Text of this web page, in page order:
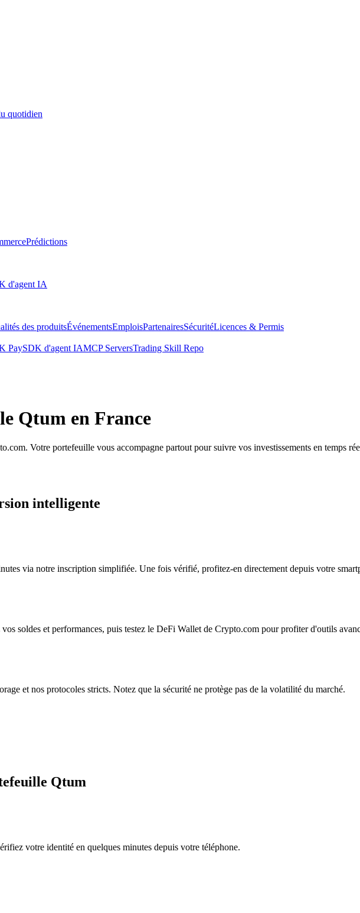
quotidien
Prédictions
d'agent IA
des produitsÉvénementsEmploisPartenairesSécuritéLicences & Permis
PaySDK d'agent IAMCP ServersTrading Skill Repo
Qtum en France
Votre portefeuille vous accompagne partout pour suivre vos investissements en temps
intelligente
via notre inscription simplifiée. Une fois vérifié, profitez-en directement depuis votre
soldes et performances, puis testez le DeFi Wallet de Crypto.com pour profiter d'outils
et nos protocoles stricts. Notez que la sécurité ne protège pas de la volatilité du marché.
Qtum
votre identité en quelques minutes depuis votre téléphone.